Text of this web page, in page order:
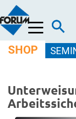
Menü
SHOP